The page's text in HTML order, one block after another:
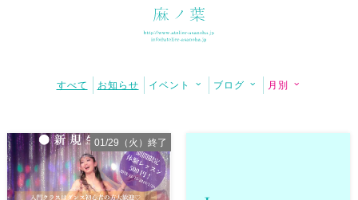
すべて お知らせ イベント ブログ 月別
01/29（火）終了